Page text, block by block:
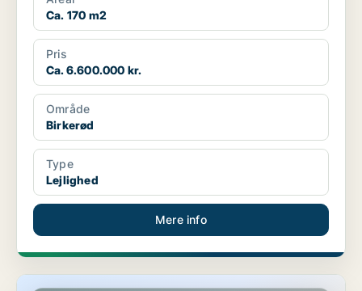
Ca. 170 m2
Pris
Ca. 6.600.000 kr.
Område
Birkerød
Type
Lejlighed
Mere info
Lejlighed i Birkerød